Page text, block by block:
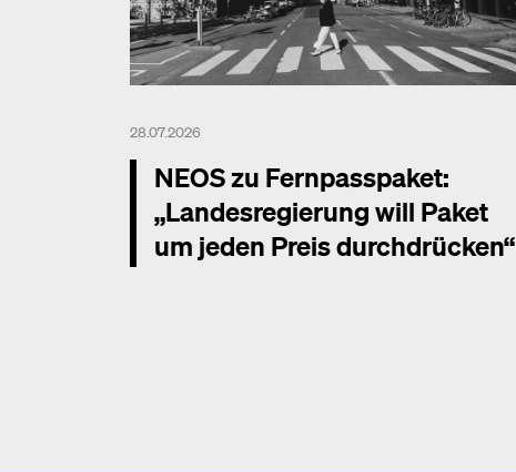
28.07.2026
NEOS zu Fernpasspaket:
„Landesregierung will Paket
um jeden Preis durchdrücken“